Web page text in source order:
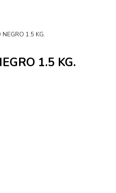
NEGRO 1.5 KG.
1.5 KG.